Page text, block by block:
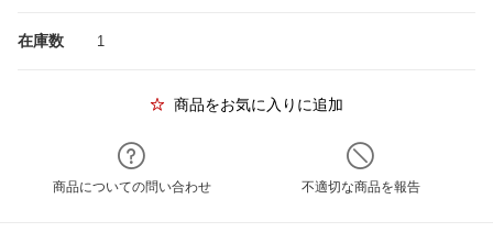
在庫数 1
商品をお気に入りに追加
商品についての問い合わせ 不適切な商品を報告